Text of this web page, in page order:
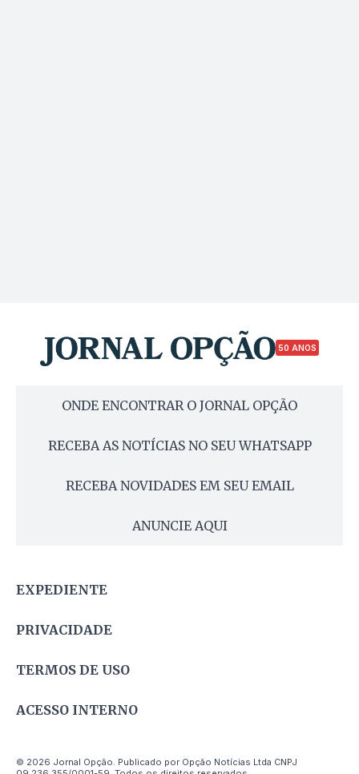
50 ANOS
ONDE ENCONTRAR O JORNAL OPÇÃO
RECEBA AS NOTÍCIAS NO SEU WHATSAPP
RECEBA NOVIDADES EM SEU EMAIL
ANUNCIE AQUI
EXPEDIENTE
PRIVACIDADE
TERMOS DE USO
ACESSO INTERNO
© 2026 Jornal Opção. Publicado por Opção Notícias Ltda CNPJ